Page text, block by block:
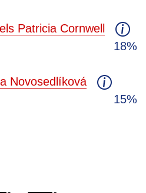
Patricia Cornwell
18%
Novosedlíková
15%